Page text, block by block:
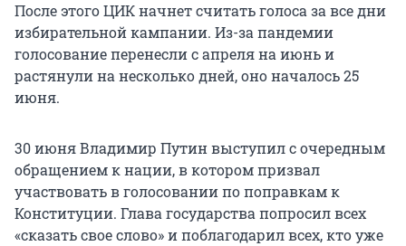
После этого ЦИК начнет считать голоса за все дни
избирательной кампании. Из-за пандемии
голосование перенесли с апреля на июнь и
растянули на несколько дней, оно началось 25
июня.
30 июня Владимир Путин выступил с очередным
обращением к нации, в котором призвал
участвовать в голосовании по поправкам к
Конституции. Глава государства попросил всех
«сказать свое слово» и поблагодарил всех, кто уже